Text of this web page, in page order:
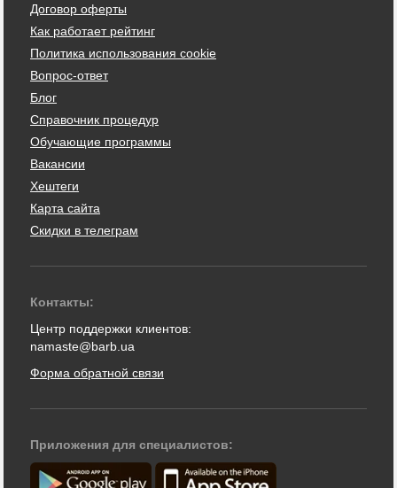
Договор оферты
Как работает рейтинг
Политика использования cookie
Вопрос-ответ
Блог
Справочник процедур
Обучающие программы
Вакансии
Хештеги
Карта сайта
Скидки в телеграм
Контакты:
Центр поддержки клиентов:
namaste@barb.ua
Форма обратной связи
Приложения для специалистов: